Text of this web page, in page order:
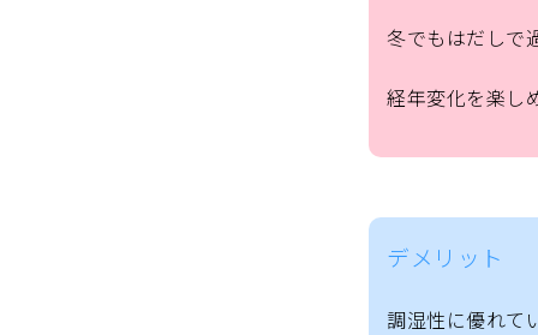
冬でもはだしで
経年変化を楽し
デメリット
調湿性に優れて